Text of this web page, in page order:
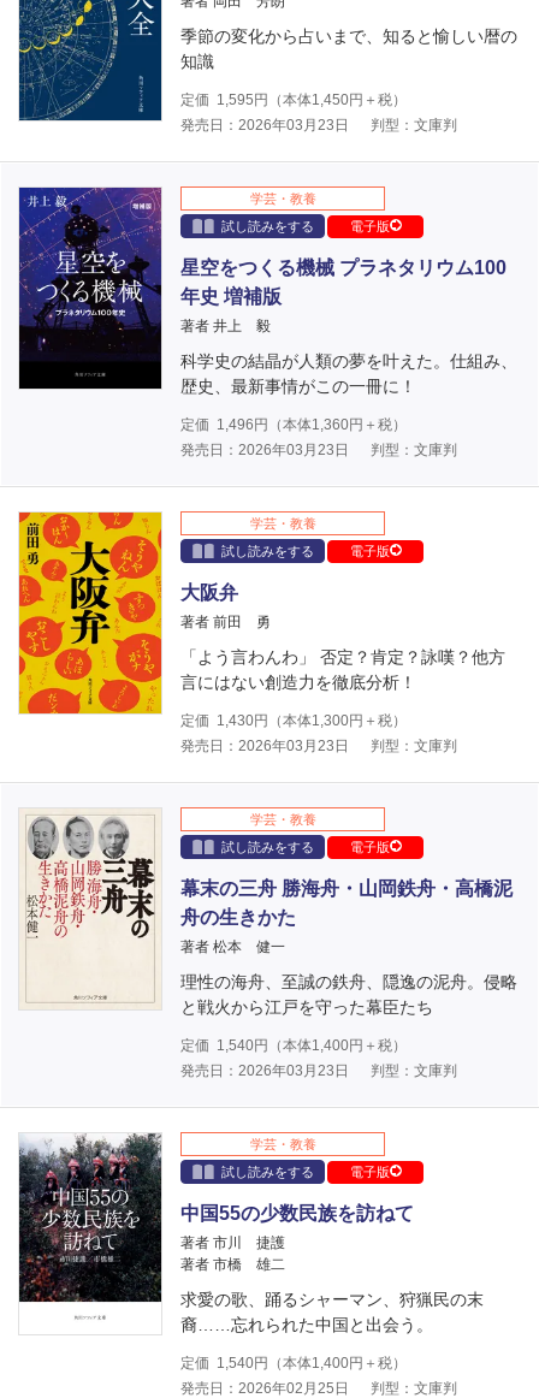
季節の変化から占いまで、知ると愉しい暦の
知識
定価 1,595 円（本体1,450円＋税）
発売日：2026年03月23日
判型：文庫判
学芸・教養
試し読みをする
電子版
星空をつくる機械 プラネタリウム100
年史 増補版
著者 井上 毅
科学史の結晶が人類の夢を叶えた。仕組み、
歴史、最新事情がこの一冊に！
定価 1,496 円（本体1,360円＋税）
発売日：2026年03月23日
判型：文庫判
学芸・教養
試し読みをする
電子版
大阪弁
著者 前田 勇
「よう言わんわ」 否定？肯定？詠嘆？他方
言にはない創造力を徹底分析！
定価 1,430円（本体1,300円＋税）
発売日：2026年03月23日
判型：文庫判
学芸・教養
試し読みをする
電子版
幕末の三舟 勝海舟・山岡鉄舟・高橋泥
舟の生きかた
著者 松本 健一
理性の海舟、至誠の鉄舟、隠逸の泥舟。侵略
と戦火から江戸を守った幕臣たち
定価 1,540円（本体1,400円＋税）
発売日：2026年03月23日
判型：文庫判
学芸・教養
試し読みをする
電子版
中国55の少数民族を訪ねて
著者 市川 捷護
著者 市橋 雄二
求愛の歌、踊るシャーマン、狩猟民の末
裔……忘れられた中国と出会う。
定価 1,540円（本体1,400円＋税）
発売日：2026年02月25日
判型：文庫判